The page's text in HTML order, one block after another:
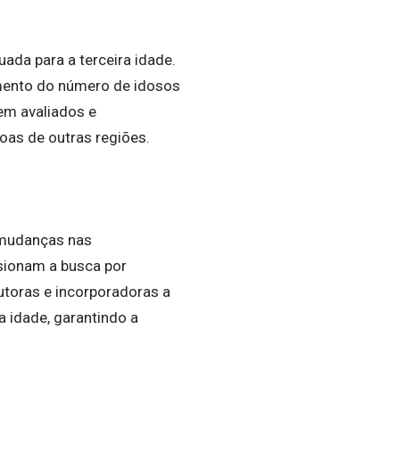
para a terceira idade.
do número de idosos
avaliados e
de outras regiões.
nas
a busca por
e incorporadoras a
idade, garantindo a